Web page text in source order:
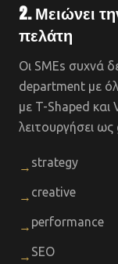
2. Μειώνει
πελάτη
Οι SMEs συχνά
department με
με T-Shaped και
λειτουργήσει
→ strategy
→ creative
→ performance
→ SEO